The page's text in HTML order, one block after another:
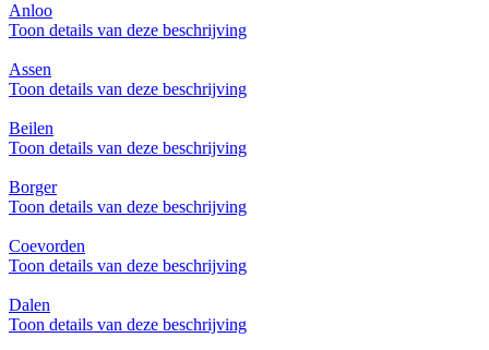
Anloo
Toon details van deze beschrijving
Assen
Toon details van deze beschrijving
Beilen
Toon details van deze beschrijving
Borger
Toon details van deze beschrijving
Coevorden
Toon details van deze beschrijving
Dalen
Toon details van deze beschrijving